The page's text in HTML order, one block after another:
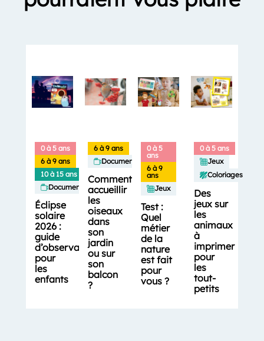
0 à 5 ans
6 à 9 ans
10 à 15 ans
Documentaires
Éclipse
solaire
2026 :
guide
d’observation
pour
les
enfants
6 à 9 ans
Documentaires
Comment
accueillir
les
oiseaux
dans
son
jardin
ou sur
son
balcon
?
0 à 5
ans
6 à 9
ans
Jeux
Test :
Quel
métier
de la
nature
est fait
pour
vous ?
0 à 5 ans
Jeux
Coloriages
Des
jeux sur
les
animaux
à
imprimer
pour
les
tout-
petits